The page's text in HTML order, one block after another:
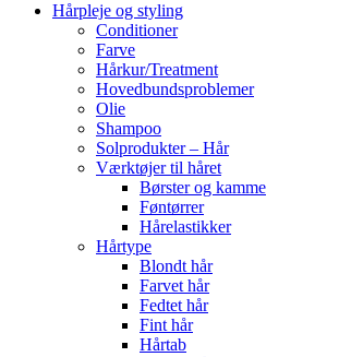
Hårpleje og styling
Conditioner
Farve
Hårkur/Treatment
Hovedbundsproblemer
Olie
Shampoo
Solprodukter – Hår
Værktøjer til håret
Børster og kamme
Føntørrer
Hårelastikker
Hårtype
Blondt hår
Farvet hår
Fedtet hår
Fint hår
Hårtab